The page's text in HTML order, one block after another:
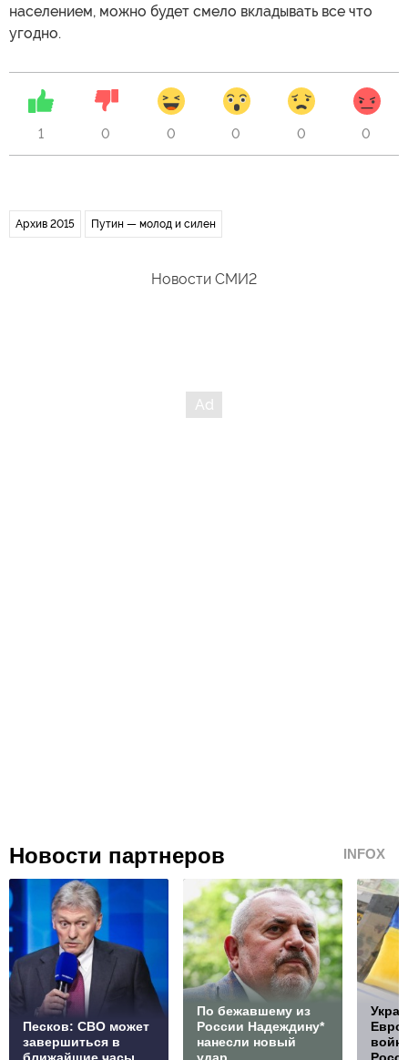
населением, можно будет смело вкладывать все что
угодно.
1 0 0 0 0 0
Архив 2015 Путин — молод и силен
Новости СМИ2
Новости партнеров INFOX
Песков: СВО может
завершиться в
По бежавшему из
России Надеждину*
нанесли новый